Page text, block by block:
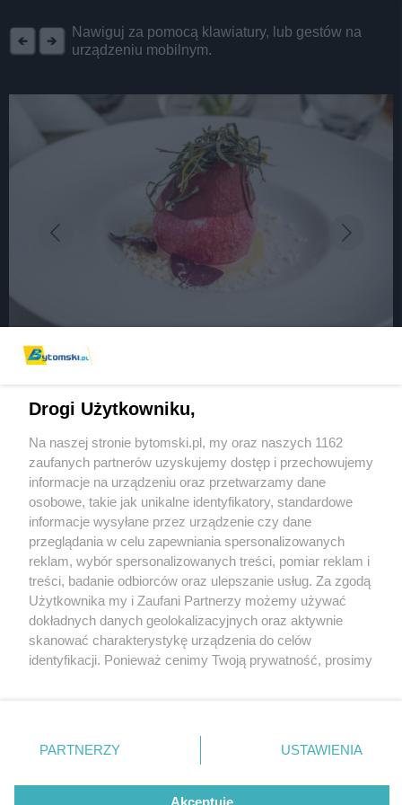
Nawiguj za pomocą klawiatury, lub gestów na
urządzeniu mobilnym.
Restauracji Śląskich
Już 24 lutego startuje II
edycja Festiwalu Restauracji
Śląskich
Wydawca mediów lokalnych
Nie zapomnij
zapoznać się z:
polityką prywatności regulamin korzystania z portali
Twojemiasto
Piekary Śląskie
Chorzów
Tarnowskie Góry
Gliwice
Skontakuj sięz nami
Kontakt
Wydawca
Pogoda
Drogi Użytkowniku,
Na naszej stronie bytomski.pl, my oraz naszych 1162
zaufanych partnerów uzyskujemy dostęp i przechowujemy
informacje na urządzeniu oraz przetwarzamy dane
osobowe, takie jak unikalne identyfikatory, standardowe
informacje wysyłane przez urządzenie czy dane
przeglądania w celu zapewniania spersonalizowanych
reklam, wybór spersonalizowanych treści, pomiar reklam i
treści, badanie odbiorców oraz ulepszanie usług. Za zgodą
Użytkownika my i Zaufani Partnerzy możemy używać
dokładnych danych geolokalizacyjnych oraz aktywnie
skanować charakterystykę urządzenia do celów
identyfikacji. Ponieważ cenimy Twoją prywatność, prosimy
prywatności znajdujący się w lewym dolnym rogu strony
. Niektóre rodzaje przetwarzania danych nie wymagają
zgody użytkownika, ale masz prawo sprzeciwić się
takiemu przetwarzaniu. Preferencje będą miały
PARTNERZY USTAWIENIA
Akceptuję